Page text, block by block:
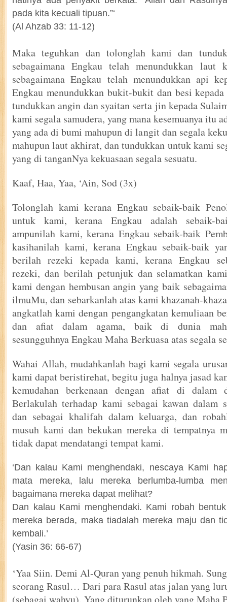
pada kita kecuali tipuan.”‘
(Al Ahzab 33: 11-12)
Maka teguhkan dan tolonglah kami dan
sebagaimana Engkau telah menundukkan laut
sebagaimana Engkau telah menundukkan api
Engkau menundukkan bukit-bukit dan besi
tundukkan angin dan syaitan serta jin kepada
kami segala samudera, yang mana kesemuanya itu
yang ada di bumi mahupun di langit dan segala
mahupun laut akhirat, dan tundukkan untuk kami
yang di tanganNya kekuasaan segala sesuatu.
Kaaf, Haa, Yaa, ‘Ain, Sod (3x)
Tolonglah kami kerana Engkau sebaik-baik
untuk kami, kerana Engkau adalah sebaik-
ampunilah kami, kerana Engkau sebaik-baik
kasihanilah kami, kerana Engkau sebaik-baik
berilah rezeki kepada kami, kerana Engkau
rezeki, dan berilah petunjuk dan selamatkan
kami dengan hembusan angin yang baik
ilmuMu, dan sebarkanlah atas kami khazanah-
angkatlah kami dengan pengangkatan kemuliaan
dan afiat dalam agama, baik di dunia
sesungguhnya Engkau Maha Berkuasa atas segala
Wahai Allah, mudahkanlah bagi kami segala
kami dapat beristirehat, begitu juga halnya jasad
kemudahan berkenaan dengan afiat di dalam
Berlakulah terhadap kami sebagai kawan dalam
dan sebagai khalifah dalam keluarga, dan
musuh kami dan bekukan mereka di tempatnya
tidak dapat mendatangi tempat kami.
‘Dan kalau Kami menghendaki, nescaya Kami
mata mereka, lalu mereka berlumba-lumba
bagaimana mereka dapat melihat?
Dan kalau Kami menghendaki. Kami robah
mereka berada, maka tiadalah mereka maju dan
kembali.’
(Yasin 36: 66-67)
‘Yaa Siin. Demi Al-Quran yang penuh hikmah.
seorang Rasul… Dari para Rasul atas jalan yang
(sebagai wahyu). Yang diturunkan oleh yang Maha